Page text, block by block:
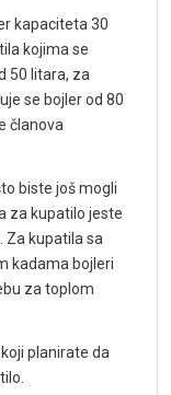
kapaciteta 30
kojima se
50 litara, za
se bojler od 80
članova
biste još mogli
za kupatilo jeste
Za kupatila sa
kadama bojleri
za toplom
planirate da